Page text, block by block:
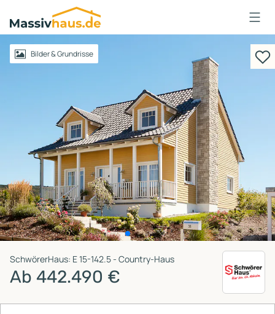
Massivhaus
Logo
AnmeldenBilder & Grundrisse
SchwörerHaus: E 15-142.5 - Country-Haus
Ab 442.490 €